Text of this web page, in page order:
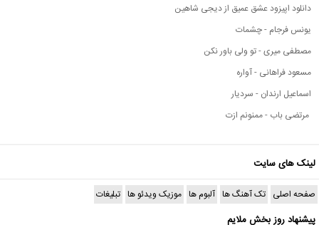
دانلود اپیزود عشق عمیق از دیجی شاهین
یونس فرجام - چشمات
مصطفی میری - تو ولی باور نکن
مسعود فراهانی - آواره
اسماعیل ارندان - سردیار
مرتضی باب - ممنونم ازت
لینک های سایت
صفحه اصلی تک آهنگ ها آلبوم ها موزیک ویدئو ها تبلیغات
پیشنهاد روز بخش ملایم